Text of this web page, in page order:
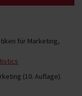
für Marketing,
(10. Auflage).